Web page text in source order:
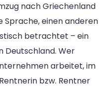
nach Griechenland
Sprache, einen anderen
betrachtet – ein
Deutschland. Wer
arbeitet, im
bzw. Rentner